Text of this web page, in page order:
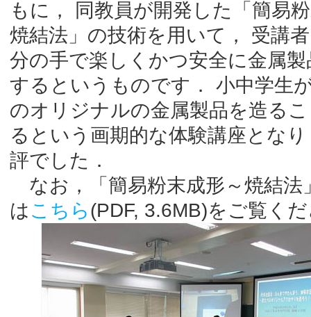
もに， 同教員が開発した「簡易
焼結法」の技術を用いて， 受講
分の手で楽しくかつ安全に金属
するというものです． 小中学生
のオリジナルの金属製品を造る
るという画期的な体験講座とな
評でした．
なお，「簡易粉末成形～焼結法
はこちら(PDF, 3.6MB)をご覧く